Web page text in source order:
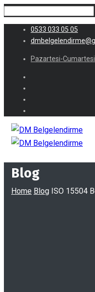
0533 033 05 05
Pazartesi-
Blog
Home Blog ISO 15504